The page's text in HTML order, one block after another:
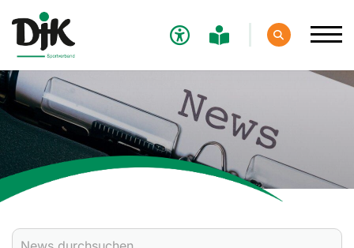
Verband
Aktuelles
Verbands-News
Termine